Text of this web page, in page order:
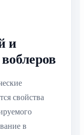
и
свойства
в